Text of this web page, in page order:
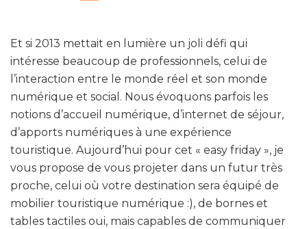
Et si 2013 mettait en lumière un joli défi qui
intéresse beaucoup de professionnels, celui de
l’interaction entre le monde réel et son monde
numérique et social. Nous évoquons parfois les
notions d’accueil numérique, d’internet de séjour,
d’apports numériques à une expérience
touristique. Aujourd’hui pour cet « easy friday », je
vous propose de vous projeter dans un futur très
proche, celui où votre destination sera équipé de
mobilier touristique numérique :), de bornes et
tables tactiles oui, mais capables de communiquer